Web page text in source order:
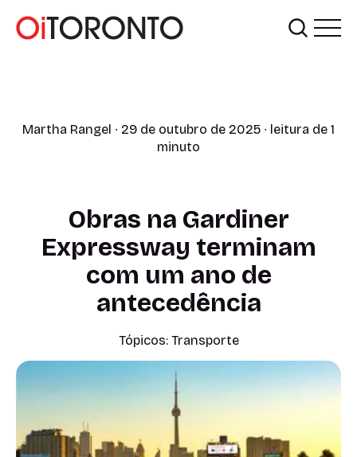
Martha Rangel ∙ 29 de outubro de 2025 ∙ leitura de 1
minuto
Obras na Gardiner
Expressway terminam
com um ano de
antecedência
Tópicos: Transporte